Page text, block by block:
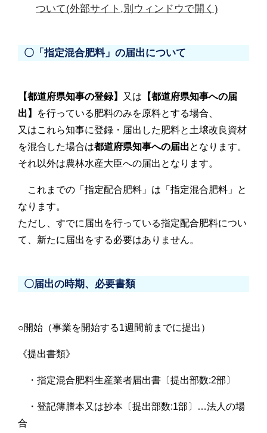
ついて(外部サイト,別ウィンドウで開く)
〇「指定混合肥料」の届出について
【都道府県知事の登録】 又は 【都道府県知事への届
出】
を行っている肥料のみを原料とする場合、
又はこれら知事に登録・届出した肥料と土壌改良資材
を混合した場合は都道府県知事への届出となります。
それ以外は農林水産大臣への届出となります。
これまでの「指定配合肥料」は「指定混合肥料」と
なります。
ただし、すでに届出を行っている指定配合肥料につい
て、新たに届出をする必要はありません。
〇届出の時期、必要書類
○開始（事業を開始する1週間前までに提出）
《提出書類》
・指定混合肥料生産業者届出書〔提出部数:2部〕
・登記簿謄本又は抄本〔提出部数:1部〕…法人の場
合